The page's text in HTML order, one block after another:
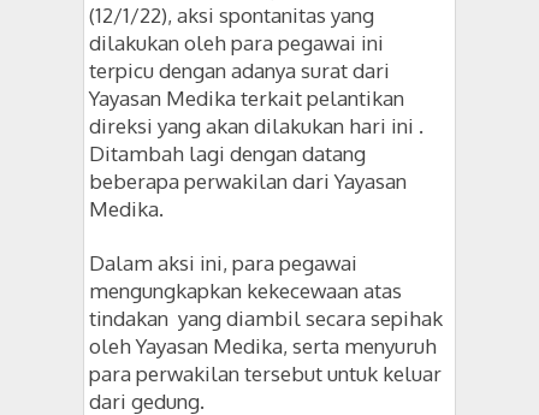
(12/1/22), aksi spontanitas yang
dilakukan oleh para pegawai ini
terpicu dengan adanya surat dari
Yayasan Medika terkait pelantikan
direksi yang akan dilakukan hari ini .
Ditambah lagi dengan datang
beberapa perwakilan dari Yayasan
Medika.
Dalam aksi ini, para pegawai
mengungkapkan kekecewaan atas
tindakan yang diambil secara sepihak
oleh Yayasan Medika, serta menyuruh
para perwakilan tersebut untuk keluar
dari gedung.